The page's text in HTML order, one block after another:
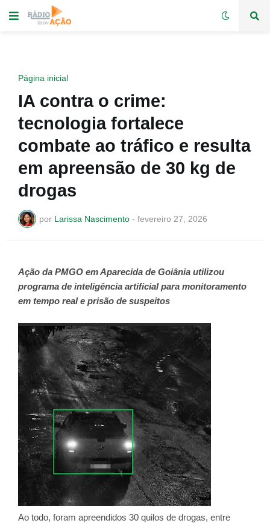
Página inicial
IA contra o crime:
tecnologia fortalece
combate ao tráfico e resulta
em apreensão de 30 kg de
drogas
por Larissa Nascimento - fevereiro 27, 2026
Ação da PMGO em Aparecida de Goiânia utilizou
programa de inteligência artificial para monitoramento
em tempo real e prisão de suspeitos
Ao todo, foram apreendidos 30 quilos de drogas, entre